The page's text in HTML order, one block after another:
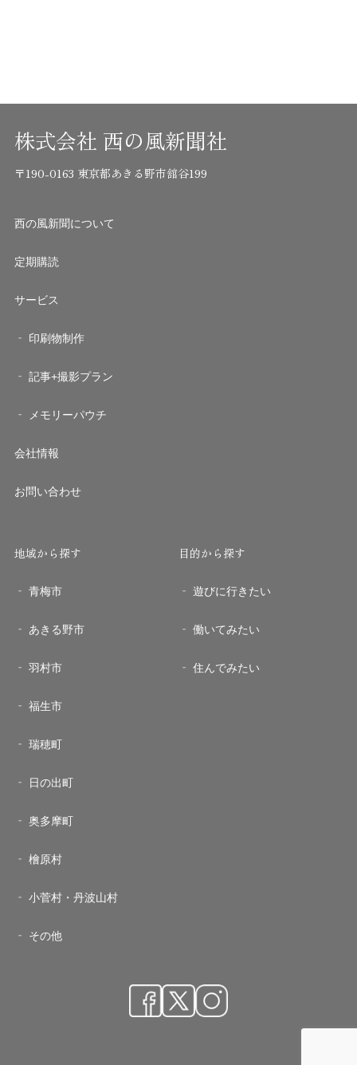
株式会社 西の風新聞社
〒190-0163 東京都あきる野市舘谷199
西の風新聞について
定期購読
サービス
印刷物制作
記事+撮影プラン
メモリーパウチ
会社情報
お問い合わせ
地域から探す
青梅市
あきる野市
羽村市
福生市
瑞穂町
日の出町
奥多摩町
檜原村
小菅村・丹波山村
その他
目的から探す
遊びに行きたい
働いてみたい
住んでみたい